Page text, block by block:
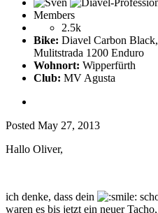
Members
2.5k
Bike: Diavel Carbon
Mulitstrada 1200 Enduro
Wohnort: Wipperfürth
Club: MV Agusta
Posted May 27, 2013
Hallo Oliver,
ich denke, dass dein
waren es bis jetzt ein neuer